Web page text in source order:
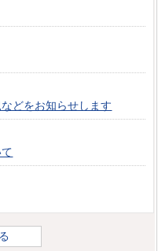
どをお知らせします